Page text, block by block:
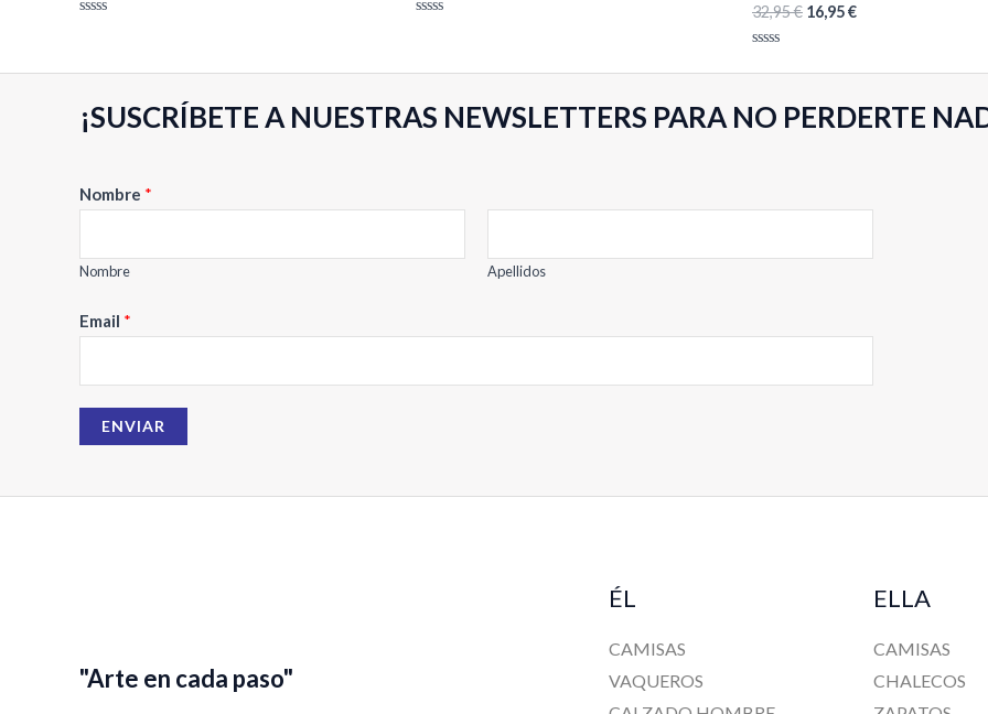
de
de
32,95€ 16,95€
con
5
¡SUSCRÍBETE A NUESTRAS NEWSLETTERS PARA NO PERDERTE
Nombre *
Nombre Apellidos
o
Email *
ENVIAR
"Arte en cada paso"
ÉL
CAMISAS
VAQUEROS
ELLA
CAMISAS
CHALECOS